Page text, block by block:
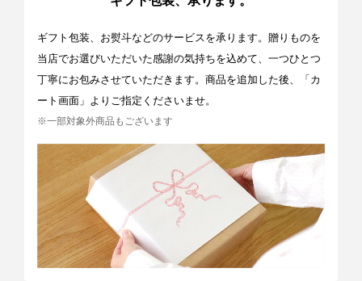
ギフト包装、お熨斗などのサービスを承ります。贈りものを
当店でお選びいただいた感謝の気持ちを込めて、一つひとつ
丁寧にお包みさせていただきます。商品を追加した後、「カ
ート画面」よりご指定くださいませ。
※一部対象外商品もございます